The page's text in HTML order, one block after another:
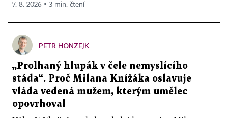
7. 8. 2026 ▪ 3 min. čtení
PETR HONZEJK
„Prolhaný hlupák v čele nemyslícího
stáda“. Proč Milana Knížáka oslavuje
vláda vedená mužem, kterým umělec
opovrhoval